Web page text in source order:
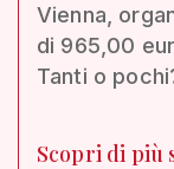
Vienna,
di 965,00
Tanti o
Scopri di più